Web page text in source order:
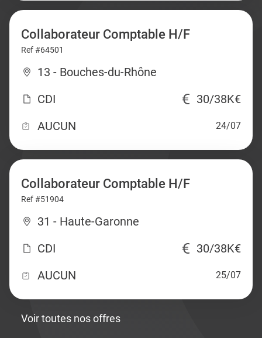
Collaborateur Comptable H/F
Ref #64501
13 - Bouches-du-Rhône
CDI
30/38K€
AUCUN
24/07
Collaborateur Comptable H/F
Ref #51904
31 - Haute-Garonne
CDI
30/38K€
AUCUN
25/07
Voir toutes nos offres